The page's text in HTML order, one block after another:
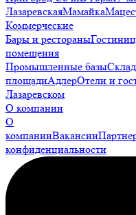
ЛазаревскаяМамайка
Коммерческие
Бары и рестораны
помещения
Промышленные базы
площадиАдлерОтели и
Лазаревском
О компании
О
компанииВакансии
конфиденциальности